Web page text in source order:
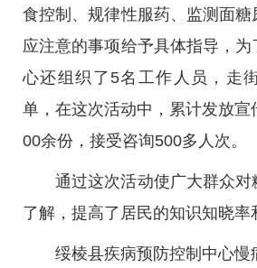
食控制、规律性服药、监测面糖
应注意的事项给予具体指导，为
心还组织了5名工作人员，走
单，在这次活动中，累计发放宣
00余份，接受咨询500多人次。
通过这次活动使广大群众
了解，提高了居民的知识知晓率
绥棱县疾病预防控制中心慢